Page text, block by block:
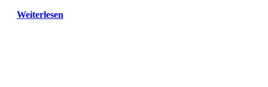
Weiterlesen